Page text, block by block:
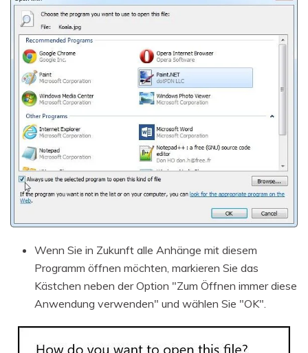
Wenn Sie in Zukunft alle Anhänge mit diesem
Programm öffnen möchten, markieren Sie das
Kästchen neben der Option "Zum Öffnen immer diese
Anwendung verwenden" und wählen Sie "OK".